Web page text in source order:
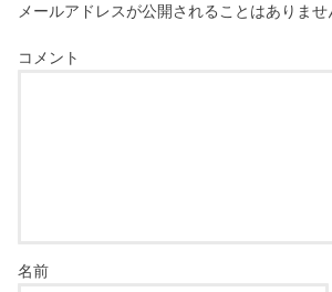
メールアドレスが公開されることはありませ
コメント
名前